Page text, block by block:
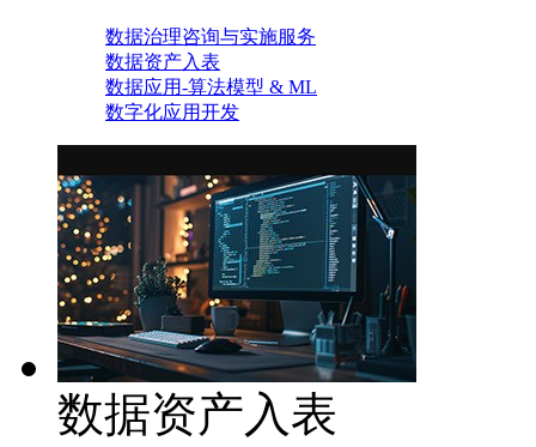
数据治理咨询与实施服务
数据资产入表
数据应用-算法模型 & ML
数字化应用开发
数据资产入表